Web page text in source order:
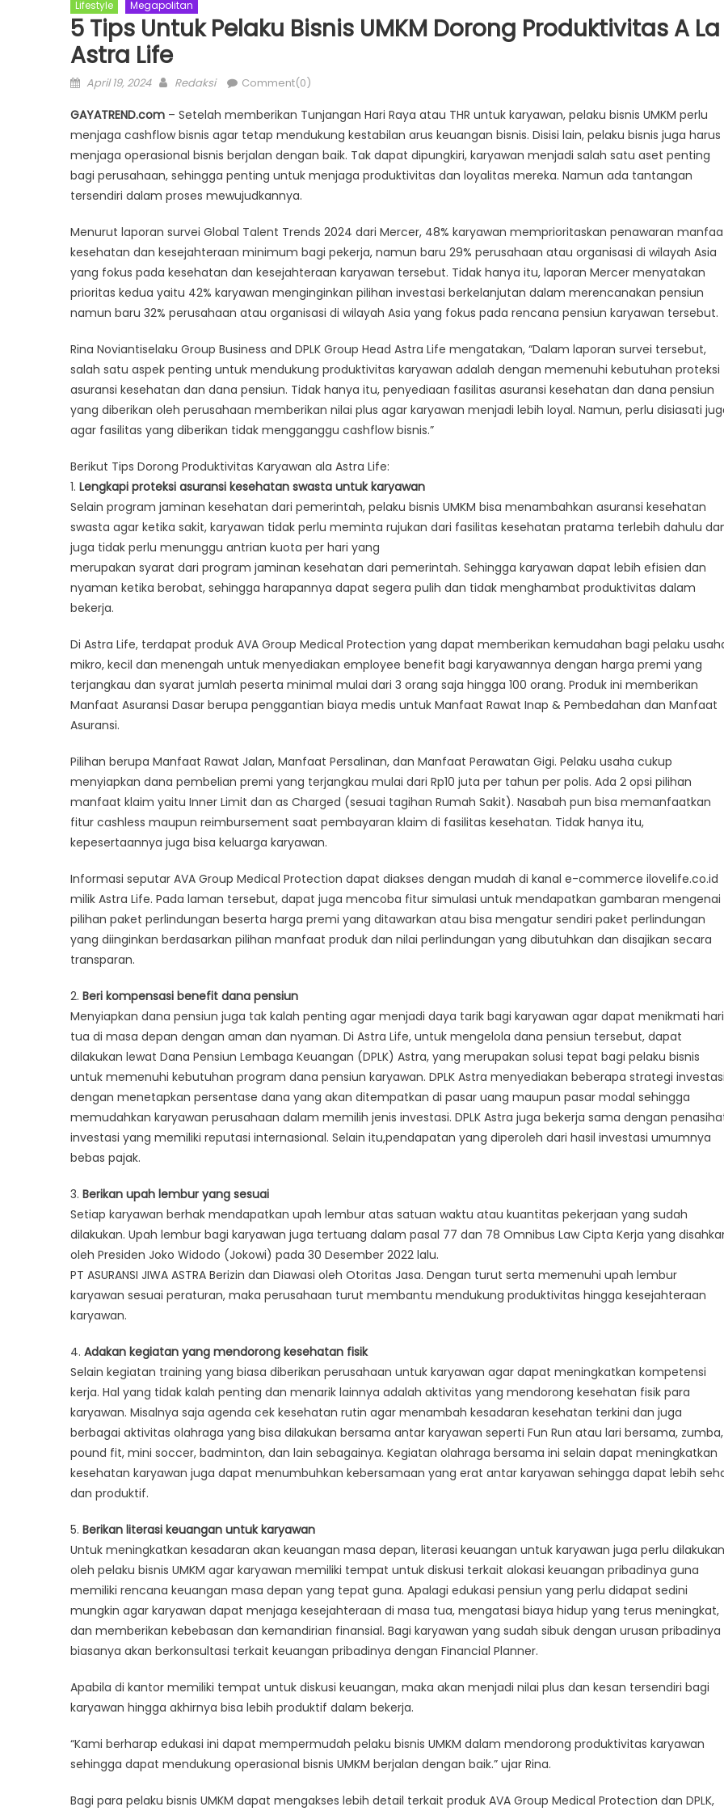
Lifestyle Megapolitan
5 Tips Untuk Pelaku Bisnis UMKM Dorong Produktivitas A La
Astra Life
Posted
April 19, 2024 Author
Redaksi Comment(0)
GAYATREND.com – Setelah memberikan Tunjangan Hari Raya atau THR untuk karyawan, pelaku bisnis UMKM perlu
menjaga cashflow bisnis agar tetap mendukung kestabilan arus keuangan bisnis. Disisi lain, pelaku bisnis juga harus
menjaga operasional bisnis berjalan dengan baik. Tak dapat dipungkiri, karyawan menjadi salah satu aset penting
bagi perusahaan, sehingga penting untuk menjaga produktivitas dan loyalitas mereka. Namun ada tantangan
tersendiri dalam proses mewujudkannya.
Menurut laporan survei Global Talent Trends 2024 dari Mercer, 48% karyawan memprioritaskan penawaran
kesehatan dan kesejahteraan minimum bagi pekerja, namun baru 29% perusahaan atau organisasi di wilayah Asia
yang fokus pada kesehatan dan kesejahteraan karyawan tersebut. Tidak hanya itu, laporan Mercer menyatakan
prioritas kedua yaitu 42% karyawan menginginkan pilihan investasi berkelanjutan dalam merencanakan pensiun
namun baru 32% perusahaan atau organisasi di wilayah Asia yang fokus pada rencana pensiun karyawan tersebut.
Rina Noviantiselaku Group Business and DPLK Group Head Astra Life mengatakan, “Dalam laporan survei tersebut,
salah satu aspek penting untuk mendukung produktivitas karyawan adalah dengan memenuhi kebutuhan proteksi
asuransi kesehatan dan dana pensiun. Tidak hanya itu, penyediaan fasilitas asuransi kesehatan dan dana pensiun
yang diberikan oleh perusahaan memberikan nilai plus agar karyawan menjadi lebih loyal. Namun, perlu disiasati
agar fasilitas yang diberikan tidak mengganggu cashflow bisnis.”
Berikut Tips Dorong Produktivitas Karyawan ala Astra Life:
1. Lengkapi proteksi asuransi kesehatan swasta untuk karyawan
Selain program jaminan kesehatan dari pemerintah, pelaku bisnis UMKM bisa menambahkan asuransi kesehatan
swasta agar ketika sakit, karyawan tidak perlu meminta rujukan dari fasilitas kesehatan pratama terlebih dahulu
juga tidak perlu menunggu antrian kuota per hari yang
merupakan syarat dari program jaminan kesehatan dari pemerintah. Sehingga karyawan dapat lebih efisien dan
nyaman ketika berobat, sehingga harapannya dapat segera pulih dan tidak menghambat produktivitas dalam
bekerja.
Di Astra Life, terdapat produk AVA Group Medical Protection yang dapat memberikan kemudahan bagi pelaku
mikro, kecil dan menengah untuk menyediakan employee benefit bagi karyawannya dengan harga premi yang
terjangkau dan syarat jumlah peserta minimal mulai dari 3 orang saja hingga 100 orang. Produk ini memberikan
Manfaat Asuransi Dasar berupa penggantian biaya medis untuk Manfaat Rawat Inap & Pembedahan dan Manfaat
Asuransi.
Pilihan berupa Manfaat Rawat Jalan, Manfaat Persalinan, dan Manfaat Perawatan Gigi. Pelaku usaha cukup
menyiapkan dana pembelian premi yang terjangkau mulai dari Rp10 juta per tahun per polis. Ada 2 opsi pilihan
manfaat klaim yaitu Inner Limit dan as Charged (sesuai tagihan Rumah Sakit). Nasabah pun bisa memanfaatkan
fitur cashless maupun reimbursement saat pembayaran klaim di fasilitas kesehatan. Tidak hanya itu,
kepesertaannya juga bisa keluarga karyawan.
Informasi seputar AVA Group Medical Protection dapat diakses dengan mudah di kanal e-commerce ilovelife.co.id
milik Astra Life. Pada laman tersebut, dapat juga mencoba fitur simulasi untuk mendapatkan gambaran mengenai
pilihan paket perlindungan beserta harga premi yang ditawarkan atau bisa mengatur sendiri paket perlindungan
yang diinginkan berdasarkan pilihan manfaat produk dan nilai perlindungan yang dibutuhkan dan disajikan secara
transparan.
2. Beri kompensasi benefit dana pensiun
Menyiapkan dana pensiun juga tak kalah penting agar menjadi daya tarik bagi karyawan agar dapat menikmati hari
tua di masa depan dengan aman dan nyaman. Di Astra Life, untuk mengelola dana pensiun tersebut, dapat
dilakukan lewat Dana Pensiun Lembaga Keuangan (DPLK) Astra, yang merupakan solusi tepat bagi pelaku bisnis
untuk memenuhi kebutuhan program dana pensiun karyawan. DPLK Astra menyediakan beberapa strategi investasi
dengan menetapkan persentase dana yang akan ditempatkan di pasar uang maupun pasar modal sehingga
memudahkan karyawan perusahaan dalam memilih jenis investasi. DPLK Astra juga bekerja sama dengan
investasi yang memiliki reputasi internasional. Selain itu,pendapatan yang diperoleh dari hasil investasi umumnya
bebas pajak.
3. Berikan upah lembur yang sesuai
Setiap karyawan berhak mendapatkan upah lembur atas satuan waktu atau kuantitas pekerjaan yang sudah
dilakukan. Upah lembur bagi karyawan juga tertuang dalam pasal 77 dan 78 Omnibus Law Cipta Kerja yang
oleh Presiden Joko Widodo (Jokowi) pada 30 Desember 2022 lalu.
PT ASURANSI JIWA ASTRA Berizin dan Diawasi oleh Otoritas Jasa. Dengan turut serta memenuhi upah lembur
karyawan sesuai peraturan, maka perusahaan turut membantu mendukung produktivitas hingga kesejahteraan
karyawan.
4. Adakan kegiatan yang mendorong kesehatan fisik
Selain kegiatan training yang biasa diberikan perusahaan untuk karyawan agar dapat meningkatkan kompetensi
kerja. Hal yang tidak kalah penting dan menarik lainnya adalah aktivitas yang mendorong kesehatan fisik para
karyawan. Misalnya saja agenda cek kesehatan rutin agar menambah kesadaran kesehatan terkini dan juga
berbagai aktivitas olahraga yang bisa dilakukan bersama antar karyawan seperti Fun Run atau lari bersama, zumba,
pound fit, mini soccer, badminton, dan lain sebagainya. Kegiatan olahraga bersama ini selain dapat meningkatkan
kesehatan karyawan juga dapat menumbuhkan kebersamaan yang erat antar karyawan sehingga dapat lebih
dan produktif.
5. Berikan literasi keuangan untuk karyawan
Untuk meningkatkan kesadaran akan keuangan masa depan, literasi keuangan untuk karyawan juga perlu dilakukan
oleh pelaku bisnis UMKM agar karyawan memiliki tempat untuk diskusi terkait alokasi keuangan pribadinya guna
memiliki rencana keuangan masa depan yang tepat guna. Apalagi edukasi pensiun yang perlu didapat sedini
mungkin agar karyawan dapat menjaga kesejahteraan di masa tua, mengatasi biaya hidup yang terus meningkat,
dan memberikan kebebasan dan kemandirian finansial. Bagi karyawan yang sudah sibuk dengan urusan pribadinya
biasanya akan berkonsultasi terkait keuangan pribadinya dengan Financial Planner.
Apabila di kantor memiliki tempat untuk diskusi keuangan, maka akan menjadi nilai plus dan kesan tersendiri bagi
karyawan hingga akhirnya bisa lebih produktif dalam bekerja.
“Kami berharap edukasi ini dapat mempermudah pelaku bisnis UMKM dalam mendorong produktivitas karyawan
sehingga dapat mendukung operasional bisnis UMKM berjalan dengan baik.” ujar Rina.
Bagi para pelaku bisnis UMKM dapat mengakses lebih detail terkait produk AVA Group Medical Protection dan DPLK,